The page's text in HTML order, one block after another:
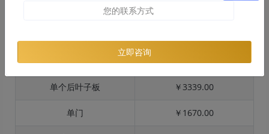
车顶 ￥1974.00
单个后叶子板 ￥3339.00
单门 ￥1670.00
立即咨询